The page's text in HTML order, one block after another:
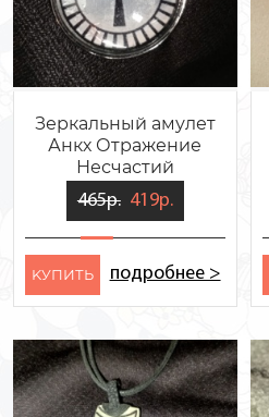
Зеркальный амулет
Анкх Отражение
Несчастий
465р. 419р.
KУПИТЬ подробнее >